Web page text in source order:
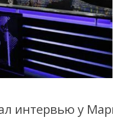
интервью у